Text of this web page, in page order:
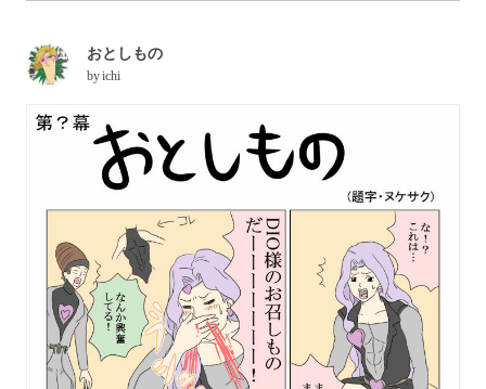
おとしもの
byichi